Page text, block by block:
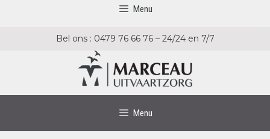
Menu
Bel ons : 0479 76 66 76 – 24/24 en 7/7
Menu